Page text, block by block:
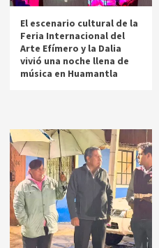
El escenario cultural de la
Feria Internacional del
Arte Efímero y la Dalia
vivió una noche llena de
música en Huamantla